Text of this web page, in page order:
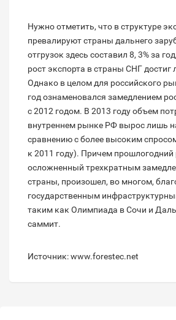
Нужно отметить, что в структуре
превалируют страны дальнего
отгрузок здесь составил 8, 3% за
рост экспорта в страны СНГ достиг
Однако в целом для российского
год ознаменовался замедлением
с 2012 годом. В 2013 году объем
внутреннем рынке РФ вырос лишь
сравнению с более высоким
к 2011 году). Причем прошлогодний
осложненный трехкратным
страны, произошел, во многом,
государственным
таким как Олимпиада в Сочи и
саммит.
Источник: www.forestec.net